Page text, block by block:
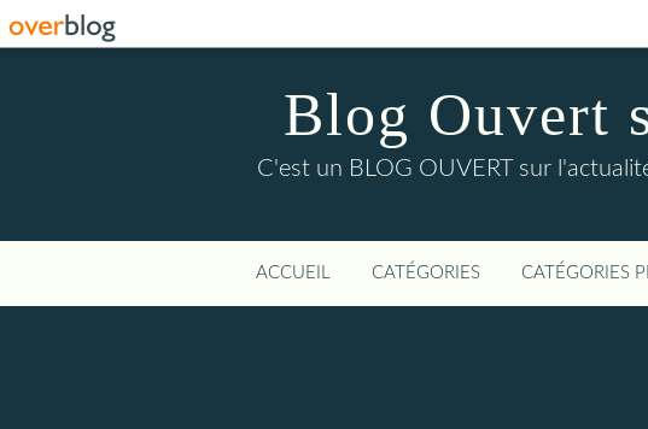
Blog Ouvert
C'est un BLOG OUVERT sur
ACCUEIL CATÉGORIES CATÉGORIES